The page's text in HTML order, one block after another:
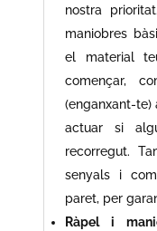
nostra
maniobres
el material
començar,
(enganxant-te)
actuar si
recorregut.
senyals i
paret, per
Ràpel i